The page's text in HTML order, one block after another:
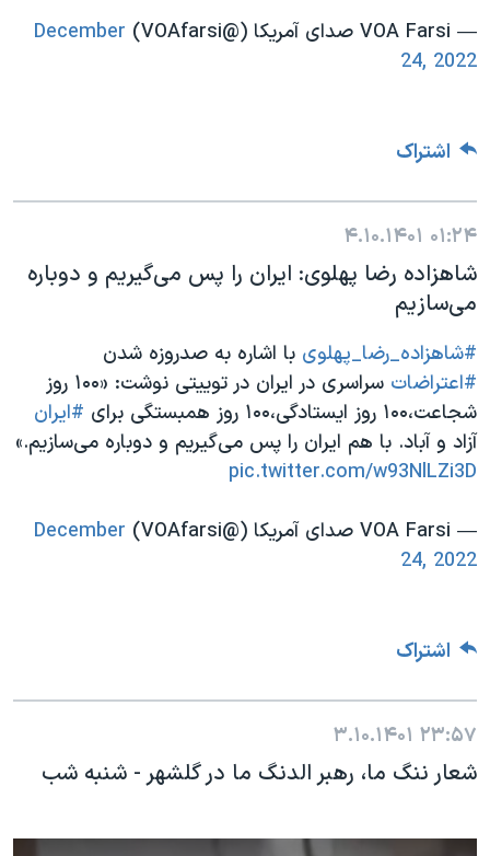
— VOA Farsi صدای آمریکا (@VOAfarsi)
December
24, 2022
اشتراک
۰۱:۲۴ ۴.۱۰.۱۴۰۱
شاهزاده رضا پهلوی: ایران را پس می‌گیریم و دوباره
می‌سازیم
#شاهزاده_رضا_پهلوی با اشاره به صدروزه شدن
#اعتراضات
سراسری در ایران در توییتی نوشت: «۱۰۰ روز
شجاعت،۱۰۰ روز ایستادگی،۱۰۰ روز همبستگی برای
#ایران
آزاد و آباد. با هم ایران را پس می‌گیریم و دوباره می‌سازیم.»
pic.twitter.com/w93NlLZi3D
— VOA Farsi صدای آمریکا (@VOAfarsi)
December
24, 2022
اشتراک
۲۳:۵۷ ۳.۱۰.۱۴۰۱
شعار ننگ ما، رهبر الدنگ ما در گلشهر - شنبه شب